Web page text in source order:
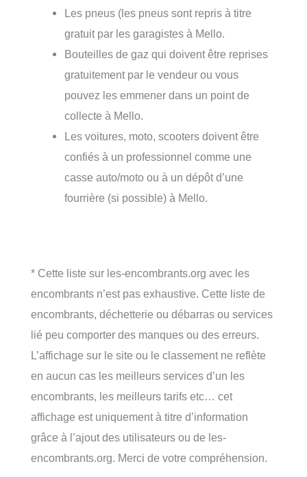
Les pneus (les pneus sont repris à titre
gratuit par les garagistes à Mello.
Bouteilles de gaz qui doivent être reprises
gratuitement par le vendeur ou vous
pouvez les emmener dans un point de
collecte à Mello.
Les voitures, moto, scooters doivent être
confiés à un professionnel comme une
casse auto/moto ou à un dépôt d’une
fourrière (si possible) à Mello.
* Cette liste sur les-encombrants.org avec les
encombrants n’est pas exhaustive. Cette liste de
encombrants, déchetterie ou débarras ou services
lié peu comporter des manques ou des erreurs.
L’affichage sur le site ou le classement ne reflète
en aucun cas les meilleurs services d’un les
encombrants, les meilleurs tarifs etc… cet
affichage est uniquement à titre d’information
grâce à l’ajout des utilisateurs ou de les-
encombrants.org. Merci de votre compréhension.